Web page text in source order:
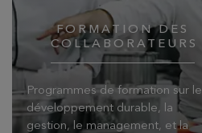
FORMATION DES
COLLABORATEURS
Programmes de formation sur le
développement durable, la
gestion, le management, et la